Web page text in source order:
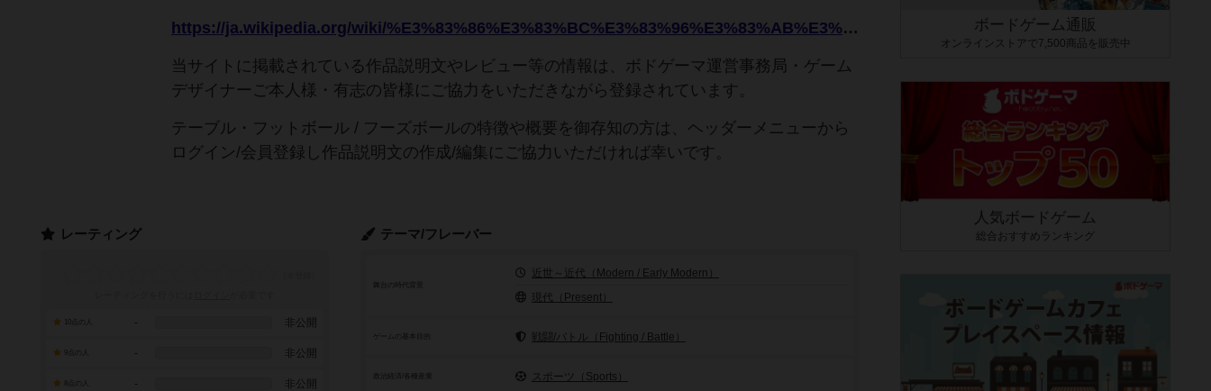
https://ja.wikipedia.org/wiki/%E3%83%86%E3%83%BC%E3%83%96%E3%83%AB%E3%83%BB%E3%83%95%E3%83%83%E3%83%88%E3%83%9C%E3%83%BC%E3%83%AB
当サイトに掲載されている作品説明文やレビュー等の情報は、ボドゲーマ運営事務局・ゲーム
デザイナーご本人様・有志の皆様にご協力をいただきながら登録されています。
テーブル・フットボール / フーズボールの特徴や概要を御存知の方は、ヘッダーメニューから
ログイン/会員登録し作品説明文の作成/編集にご協力いただければ幸いです。
テーマ/フレーバー
舞台の時代背景
近世～近代（Modern / Early Modern）
現代（Present）
ゲームの基本目的 戦闘/バトル（Fighting / Battle）
政治経済/各種産業 スポーツ（Sports）
レーティング
- 非公開
- 非公開
- 非公開
ボードゲーム通販
オンラインストアで7,500商品を販売中
人気ボードゲーム
総合おすすめランキング